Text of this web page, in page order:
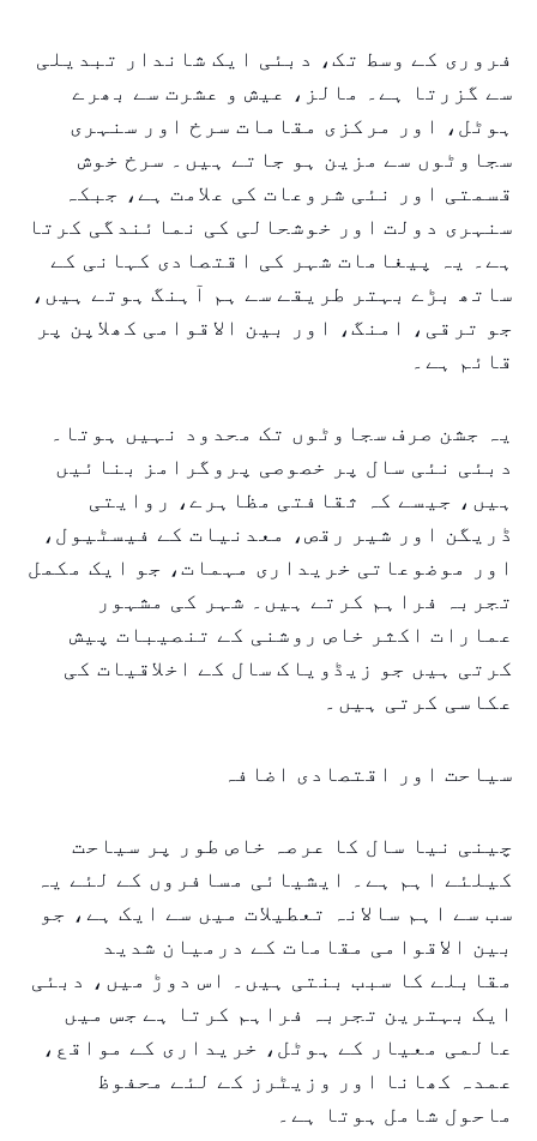
فروری کے وسط تک، دبئی ایک شاندار تبدیلی
سے گزرتا ہے۔ مالز، عیش و عشرت سے بھرے
ہوٹل، اور مرکزی مقامات سرخ اور سنہری
سجاوٹوں سے مزین ہو جاتے ہیں۔ سرخ خوش
قسمتی اور نئی شروعات کی علامت ہے، جبکہ
سنہری دولت اور خوشحالی کی نمائندگی کرتا
ہے۔ یہ پیغامات شہر کی اقتصادی کہانی کے
ساتھ بڑے بہتر طریقے سے ہم آہنگ ہوتے ہیں،
جو ترقی، امنگ، اور بین الاقوامی کھلاپن پر
قائم ہے۔
یہ جشن صرف سجاوٹوں تک محدود نہیں ہوتا۔
دبئی نئی سال پر خصوصی پروگرامز بنائیں
ہیں، جیسے کہ ثقافتی مظاہرے، روایتی
ڈریگن اور شیر رقص، معدنیات کے فیسٹیول،
اور موضوعاتی خریداری مہمات، جو ایک مکمل
تجربہ فراہم کرتے ہیں۔ شہر کی مشہور
عمارات اکثر خاص روشنی کے تنصیبات پیش
کرتی ہیں جو زیڈویاک سال کے اخلاقیات کی
عکاسی کرتی ہیں۔
سیاحت اور اقتصادی اضافہ
چینی نیا سال کا عرصہ خاص طور پر سیاحت
کیلئے اہم ہے۔ ایشیائی مسافروں کے لئے یہ
سب سے اہم سالانہ تعطیلات میں سے ایک ہے، جو
بین الاقوامی مقامات کے درمیان شدید
مقابلے کا سبب بنتی ہیں۔ اس دوڑ میں، دبئی
ایک بہترین تجربہ فراہم کرتا ہے جس میں
عالمی معیار کے ہوٹل، خریداری کے مواقع،
عمدہ کھانا اور وزیٹرز کے لئے محفوظ
ماحول شامل ہوتا ہے۔